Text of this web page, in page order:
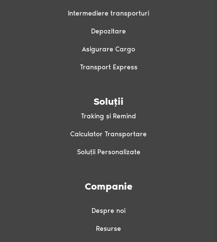
Intermediere transporturi
Depozitare
Asigurare Cargo
Transport Express
Soluții
Traking și Remind
Calculator Transportare
Soluții Personalizate
Companie
Despre noi
Resurse